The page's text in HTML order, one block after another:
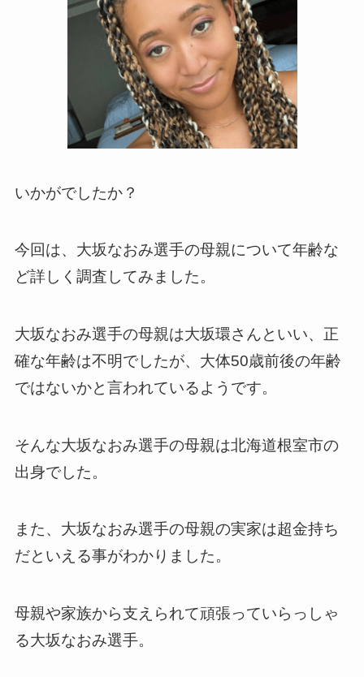
いかがでしたか？
今回は、大坂なおみ選手の母親について年齢な
ど詳しく調査してみました。
大坂なおみ選手の母親は大坂環さんといい、正
確な年齢は不明でしたが、大体50歳前後の年齢
ではないかと言われているようです。
そんな大坂なおみ選手の母親は北海道根室市の
出身でした。
また、大坂なおみ選手の母親の実家は超金持ち
だといえる事がわかりました。
母親や家族から支えられて頑張っていらっしゃ
る大坂なおみ選手。